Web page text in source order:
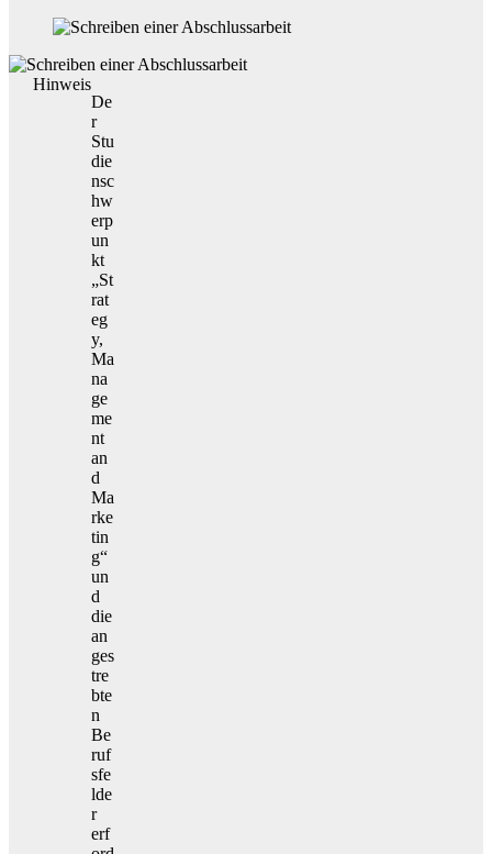
Hinweis
De
r
Stu
die
nsc
hw
erp
un
kt
„St
rat
eg
y,
Ma
na
ge
me
nt
an
d
Ma
rke
tin
g“
un
d
die
an
ges
tre
bte
n
Be
ruf
sfe
lde
r
erf